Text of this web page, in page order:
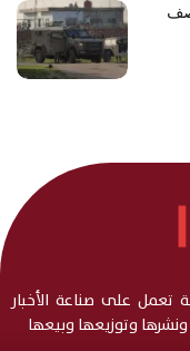
تعمل على صناعة الأخبار
وتوزيعها وبيعها